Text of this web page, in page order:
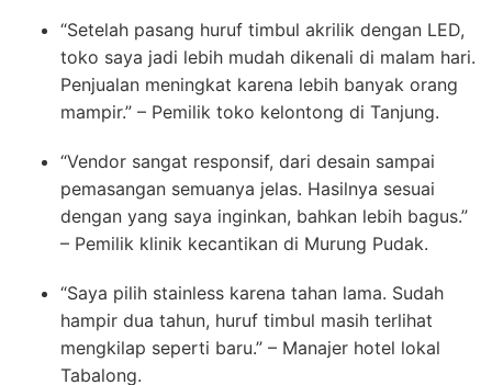
“Setelah pasang huruf timbul akrilik dengan LED,
toko saya jadi lebih mudah dikenali di malam hari.
Penjualan meningkat karena lebih banyak orang
mampir.” – Pemilik toko kelontong di Tanjung.
“Vendor sangat responsif, dari desain sampai
pemasangan semuanya jelas. Hasilnya sesuai
dengan yang saya inginkan, bahkan lebih bagus.”
– Pemilik klinik kecantikan di Murung Pudak.
“Saya pilih stainless karena tahan lama. Sudah
hampir dua tahun, huruf timbul masih terlihat
mengkilap seperti baru.” – Manajer hotel lokal
Tabalong.